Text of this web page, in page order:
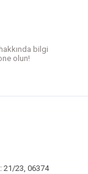
benzer farklı
bilgi
olun!
21/23, 06374